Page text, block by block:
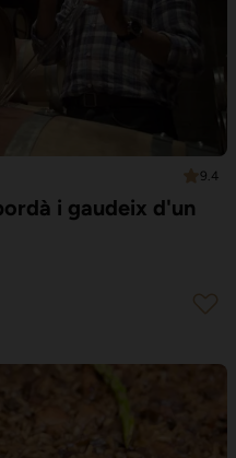
9.4
i gaudeix d'un